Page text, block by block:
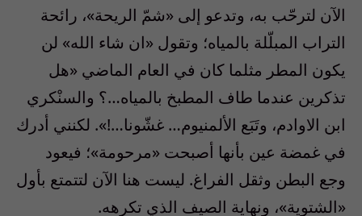
الآن لترحّب به، وتدعو إلى «شمّ الريحة»، رائحة
التراب المبلّلة بالمياه؛ وتقول «ان شاء الله» لن
يكون المطر مثلما كان في العام الماضي «هل
تذكرين عندما طاف المطبخ بالمياه…؟ والسنْكري
ابن الاوادم، وتَبَع الألمنيوم… غشّونا…!». لكنني أدرك
في غمضة عين بأنها أصبحت «مرحومة»؛ فيعود
وجع البطن وثقل الفراغ. ليست هنا الآن لتتمتع بأول
«الشتوية»، ونهاية الصيف الذي تكرهه.